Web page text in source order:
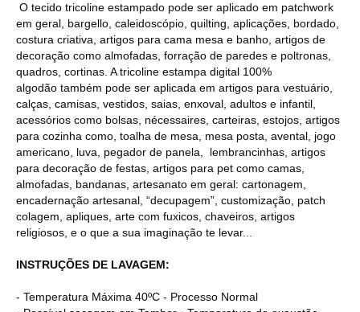
O tecido tricoline estampado pode ser aplicado em patchwork
em geral, bargello, caleidoscópio, quilting, aplicações, bordado,
costura criativa, artigos para cama mesa e banho, artigos de
decoração como almofadas, forração de paredes e poltronas,
quadros, cortinas. A tricoline estampa digital 100%
algodão também pode ser aplicada em artigos para vestuário,
calças, camisas, vestidos, saias, enxoval, adultos e infantil,
acessórios como bolsas, nécessaires, carteiras, estojos, artigos
para cozinha como, toalha de mesa, mesa posta, avental, jogo
americano, luva, pegador de panela, lembrancinhas, artigos
para decoração de festas, artigos para pet como camas,
almofadas, bandanas, artesanato em geral: cartonagem,
encadernação artesanal, “decupagem”, customização, patch
colagem, apliques, arte com fuxicos, chaveiros, artigos
religiosos, e o que a sua imaginação te levar...
INSTRUÇÕES DE LAVAGEM:
- Temperatura Máxima 40ºC - Processo Normal